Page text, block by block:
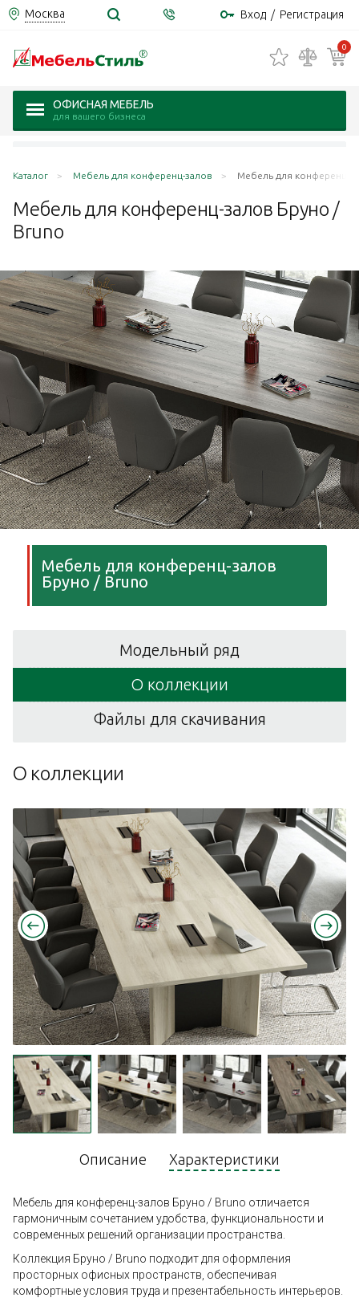
Москва Вход / Регистрация
0
ОФИСНАЯ МЕБЕЛЬ
для вашего бизнеса
Каталог Мебель для конференц-залов Мебель для конференц-
Мебель для конференц-залов Бруно /
Bruno
Мебель для конференц-залов
Бруно / Bruno
Модельный ряд
О коллекции
Файлы для скачивания
О коллекции
Описание Характеристики
Мебель для конференц-залов Бруно / Bruno отличается
гармоничным сочетанием удобства, функциональности и
современных решений организации пространства.
Коллекция Бруно / Bruno подходит для оформления
просторных офисных пространств, обеспечивая
комфортные условия труда и презентабельность интерьеров.